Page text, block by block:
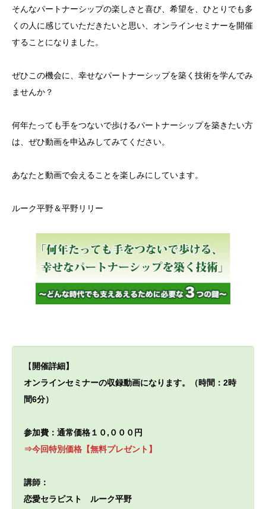
そんなパートナーシップの楽しさと喜び、希望を、ひとりでも多
くの人に感じていただきたいと思い、オンラインセミナーを開催
することになりました。
ぜひこの機会に、幸せなパートナーシップを築く技術を学んでみ
ませんか？
何年たっても手をつないで歩けるパートナーシップを築きたい方
は、ぜひ動画を申込みしてみてください。
あなたと動画で会えることを楽しみにしています。
ルーク平野＆平野リリー
【 開催詳細】
オンラインセミナーの収録動画になります。（時間：2時
間6分）
参加費：通常価格１０,０００円
⇒今回特別価格【無料プレゼント】
講師：
恋愛セラピスト ルーク平野